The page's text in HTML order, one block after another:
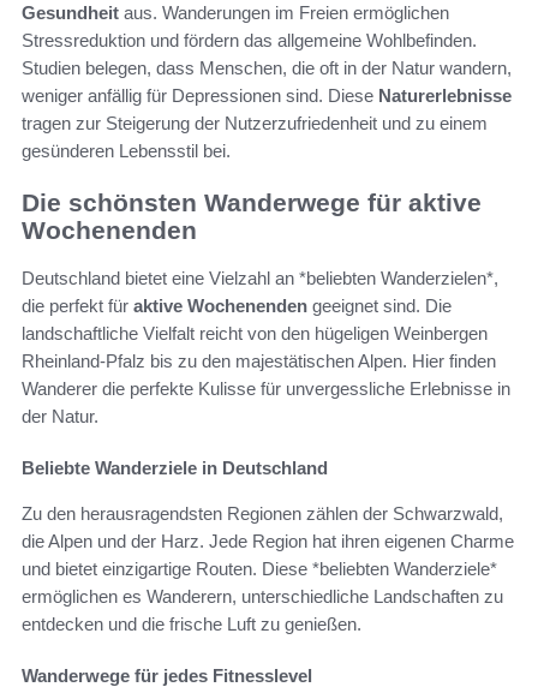
Gesundheit aus. Wanderungen im Freien ermöglichen
Stressreduktion und fördern das allgemeine Wohlbefinden.
Studien belegen, dass Menschen, die oft in der Natur wandern,
weniger anfällig für Depressionen sind. Diese Naturerlebnisse
tragen zur Steigerung der Nutzerzufriedenheit und zu einem
gesünderen Lebensstil bei.
Die schönsten Wanderwege für aktive
Wochenenden
Deutschland bietet eine Vielzahl an *beliebten Wanderzielen*,
die perfekt für aktive Wochenenden geeignet sind. Die
landschaftliche Vielfalt reicht von den hügeligen Weinbergen
Rheinland-Pfalz bis zu den majestätischen Alpen. Hier finden
Wanderer die perfekte Kulisse für unvergessliche Erlebnisse in
der Natur.
Beliebte Wanderziele in Deutschland
Zu den herausragendsten Regionen zählen der Schwarzwald,
die Alpen und der Harz. Jede Region hat ihren eigenen Charme
und bietet einzigartige Routen. Diese *beliebten Wanderziele*
ermöglichen es Wanderern, unterschiedliche Landschaften zu
entdecken und die frische Luft zu genießen.
Wanderwege für jedes Fitnesslevel